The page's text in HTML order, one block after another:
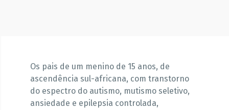
Os pais de um menino de 15 anos, de
ascendência sul-africana, com transtorno
do espectro do autismo, mutismo seletivo,
ansiedade e epilepsia controlada,